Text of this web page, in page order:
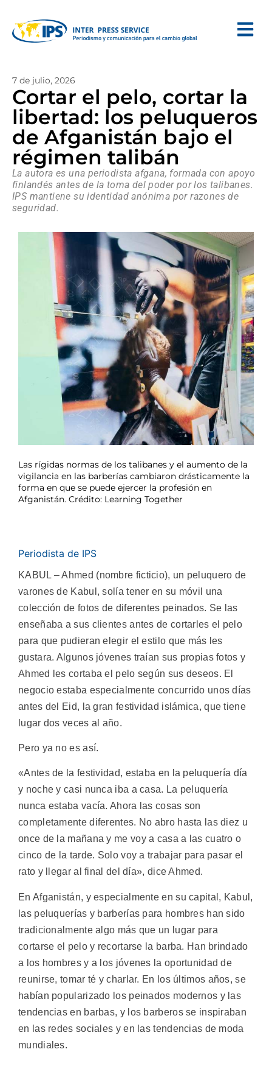
7 de julio, 2026
Cortar el pelo, cortar la
libertad: los peluqueros
de Afganistán bajo el
régimen talibán
La autora es una periodista afgana, formada con apoyo
finlandés antes de la toma del poder por los talibanes.
IPS mantiene su identidad anónima por razones de
seguridad.
Las rígidas normas de los talibanes y el aumento de la
vigilancia en las barberías cambiaron drásticamente la
forma en que se puede ejercer la profesión en
Afganistán. Crédito: Learning Together
Periodista de IPS
KABUL – Ahmed (nombre ficticio), un peluquero de
varones de Kabul, solía tener en su móvil una
colección de fotos de diferentes peinados. Se las
enseñaba a sus clientes antes de cortarles el pelo
para que pudieran elegir el estilo que más les
gustara. Algunos jóvenes traían sus propias fotos y
Ahmed les cortaba el pelo según sus deseos. El
negocio estaba especialmente concurrido unos días
antes del Eid, la gran festividad islámica, que tiene
lugar dos veces al año.
Pero ya no es así.
«Antes de la festividad, estaba en la peluquería día
y noche y casi nunca iba a casa. La peluquería
nunca estaba vacía. Ahora las cosas son
completamente diferentes. No abro hasta las diez u
once de la mañana y me voy a casa a las cuatro o
cinco de la tarde. Solo voy a trabajar para pasar el
rato y llegar al final del día», dice Ahmed.
En Afganistán, y especialmente en su capital, Kabul,
las peluquerías y barberías para hombres han sido
tradicionalmente algo más que un lugar para
cortarse el pelo y recortarse la barba. Han brindado
a los hombres y a los jóvenes la oportunidad de
reunirse, tomar té y charlar. En los últimos años, se
habían popularizado los peinados modernos y las
tendencias en barbas, y los barberos se inspiraban
en las redes sociales y en las tendencias de moda
mundiales.